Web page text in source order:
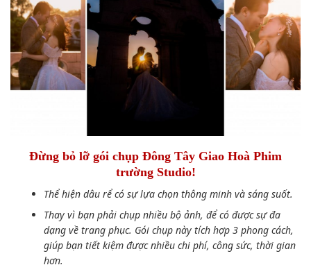
Đừng bỏ lỡ gói chụp Đông Tây Giao Hoà Phim
trường Studio!
Thể hiện dâu rể có sự lựa chọn thông minh và sáng suốt.
Thay vì bạn phải chụp nhiều bộ ảnh, để có được sự đa
dạng về trang phục. Gói chụp này tích hợp 3 phong cách,
giúp bạn tiết kiệm được nhiều chi phí, công sức, thời gian
hơn.